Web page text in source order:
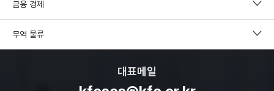
금융 경제
펀드투자권유자문인력
무역 물류
대표메일